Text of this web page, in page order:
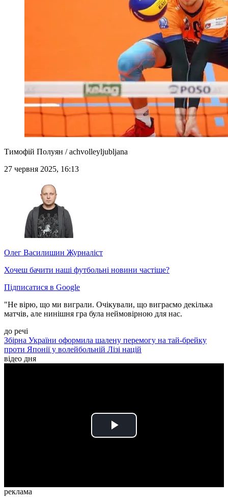
Тимофій Полуян / achvolleyljubljana
27 червня 2025, 16:13
Олег Василишин Журналіст
Хочеш бачити наші футбольні новини частіше?
Підписатися в Google
"Не вірю, що ми виграли. Очікували, що виграємо декілька
матчів, але нинішня гра була неймовірною для нас.
до речі
Збірна України оформила шалену перемогу на тай-брейку
проти Японії у волейбольній Лізі націй
відео дня
Play
реклама